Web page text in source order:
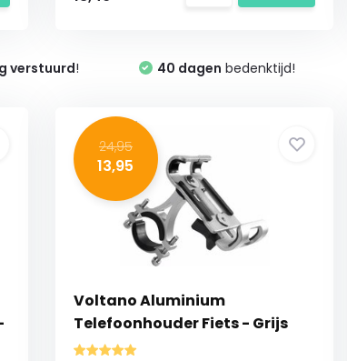
verstuurd! 40 dagen bedenktijd!
24,95
13,95
Voltano Aluminium
Telefoonhouder Fiets - Grijs